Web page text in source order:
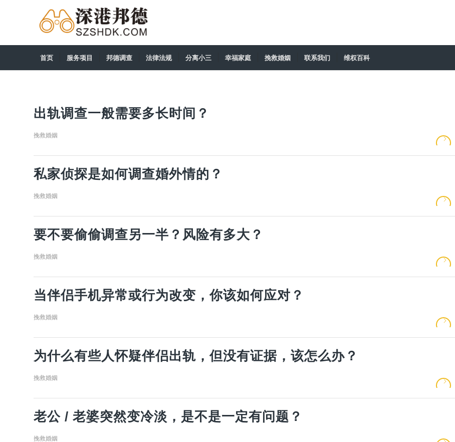
首页 服务项目 邦德调查 法律法规 分离小三 幸福家庭 挽救婚姻 联系我们 维权百科
出轨调查一般需要多长时间？
挽救婚姻
私家侦探是如何调查婚外情的？
挽救婚姻
要不要偷偷调查另一半？风险有多大？
挽救婚姻
当伴侣手机异常或行为改变，你该如何应对？
挽救婚姻
为什么有些人怀疑伴侣出轨，但没有证据，该怎么办？
挽救婚姻
老公 / 老婆突然变冷淡，是不是一定有问题？
挽救婚姻